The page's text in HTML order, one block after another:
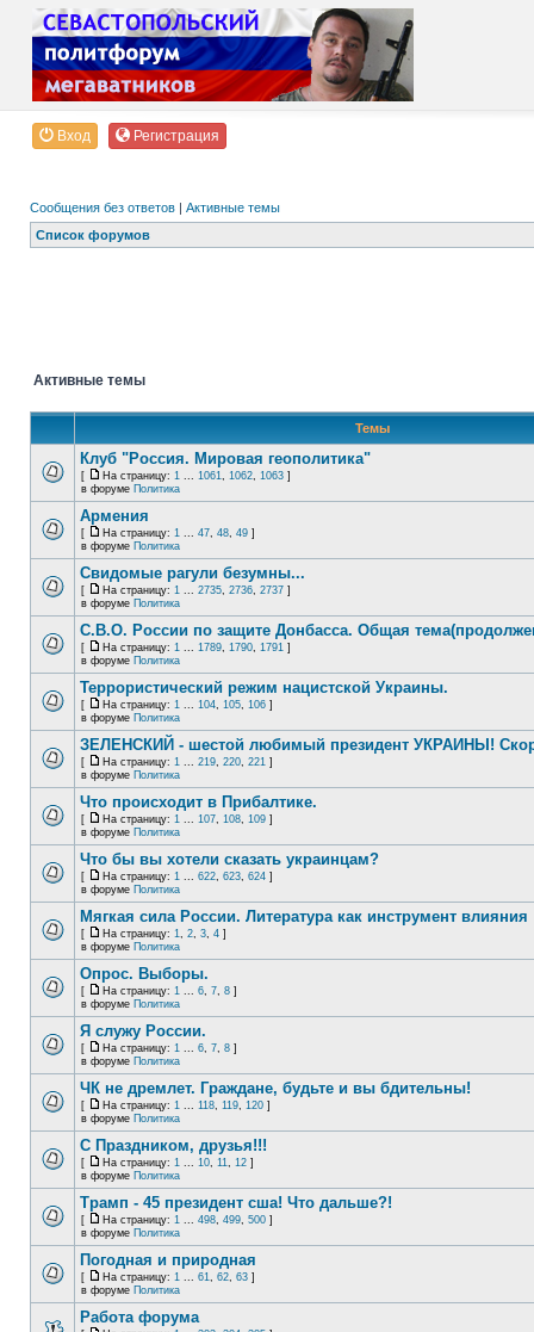
Вход Регистрация
Сообщения без ответов | Активные темы
Список форумов
Активные темы
Темы
Клуб "Россия. Мировая геополитика"
[ На страницу: 1 ... 1061, 1062, 1063 ]
в форуме Политика
Армения
[ На страницу: 1 ... 47, 48, 49 ]
в форуме Политика
Свидомые рагули безумны...
[ На страницу: 1 ... 2735, 2736, 2737 ]
в форуме Политика
С.В.О. России по защите Донбасса. Общая
[ На страницу: 1 ... 1789, 1790, 1791 ]
в форуме Политика
Террористический режим нацистской Украины.
[ На страницу: 1 ... 104, 105, 106 ]
в форуме Политика
ЗЕЛЕНСКИЙ - шестой любимый президент УКРАИНЫ!
[ На страницу: 1 ... 219, 220, 221 ]
в форуме Политика
Что происходит в Прибалтике.
[ На страницу: 1 ... 107, 108, 109 ]
в форуме Политика
Что бы вы хотели сказать украинцам?
[ На страницу: 1 ... 622, 623, 624 ]
в форуме Политика
Мягкая сила России. Литература как инструмент влияния
[ На страницу: 1, 2, 3, 4 ]
в форуме Политика
Опрос. Выборы.
[ На страницу: 1 ... 6, 7, 8 ]
в форуме Политика
Я служу России.
[ На страницу: 1 ... 6, 7, 8 ]
в форуме Политика
ЧК не дремлет. Граждане, будьте и вы бдительны!
[ На страницу: 1 ... 118, 119, 120 ]
в форуме Политика
С Праздником, друзья!!!
[ На страницу: 1 ... 10, 11, 12 ]
в форуме Политика
Трамп - 45 президент сша! Что дальше?!
[ На страницу: 1 ... 498, 499, 500 ]
в форуме Политика
Погодная и природная
[ На страницу: 1 ... 61, 62, 63 ]
в форуме Политика
Работа форума